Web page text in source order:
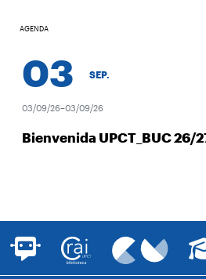
AGENDA
03 SEP.
03/09/26–03/09/26
Bienvenida UPCT_BUC 26/27